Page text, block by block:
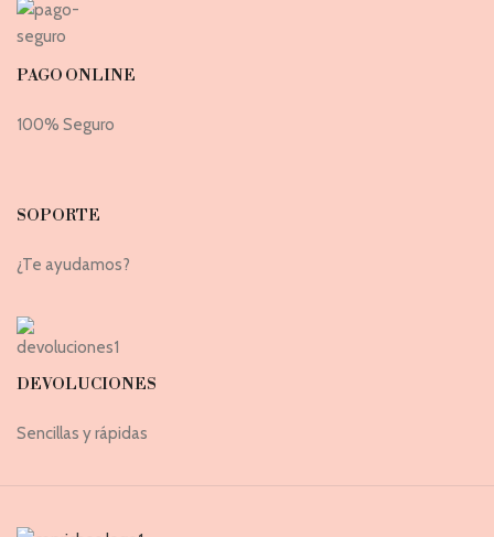
PAGO ONLINE
100% Seguro
SOPORTE
¿Te ayudamos?
DEVOLUCIONES
Sencillas y rápidas